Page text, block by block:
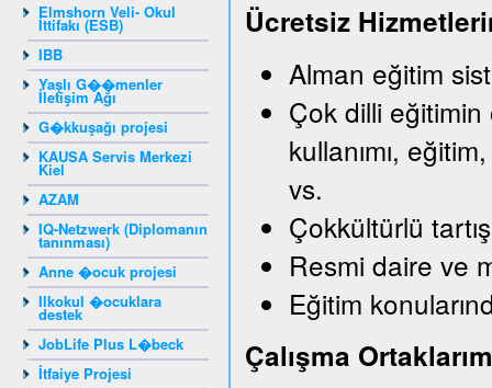
Elmshorn Veli- Okul
İttifakı (ESB)
IBB
Yaşlı G��menler
İletişim Ağı
G�kkuşağı projesi
KAUSA Servis Merkezi
Kiel
AZAM
IQ-Netzwerk (Diplomanın
tanınması)
Anne �ocuk projesi
Ilkokul �ocuklara
destek
JobLife Plus L�beck
İtfaiye Projesi
Ücretsiz
Alman eğitim
Çok dilli
kullanımı,
vs.
Çokkültürlü
Resmi daire ve
Eğitim
Çalışma